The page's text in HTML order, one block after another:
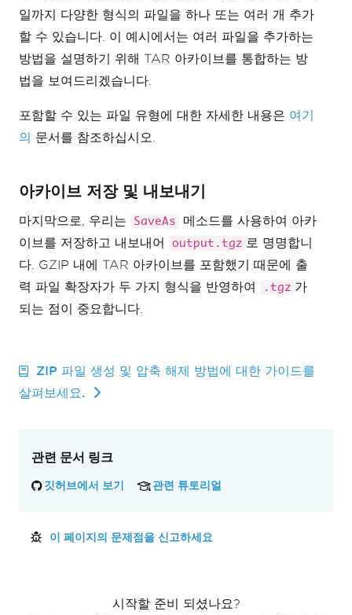
일까지 다양한 형식의 파일을 하나 또는 여러 개 추가
할 수 있습니다. 이 예시에서는 여러 파일을 추가하는
방법을 설명하기 위해 TAR 아카이브를 통합하는 방
법을 보여드리겠습니다.
포함할 수 있는 파일 유형에 대한 자세한 내용은 여기
의 문서를 참조하십시오.
아카이브 저장 및 내보내기
마지막으로, 우리는 SaveAs
메소드를 사용하여 아카
이브를 저장하고 내보내어
output.tgz 로 명명합니
다. GZIP 내에 TAR 아카이브를 포함했기 때문에 출
력 파일 확장자가 두 가지 형식을 반영하여
.tgz 가
되는 점이 중요합니다.
ZIP 파일 생성 및 압축 해제 방법에 대한 가이드를
살펴보세요.
관련 문서 링크
깃허브에서 보기 관련 튜토리얼
이 페이지의 문제점을 신고하세요
시작할 준비 되셨나요?